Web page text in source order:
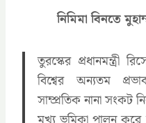
নিমিমা বিনতে
তুরস্কের প্রধানমন্ত্রী
বিশ্বের অন্যতম
সাম্প্রতিক নানা সংকট